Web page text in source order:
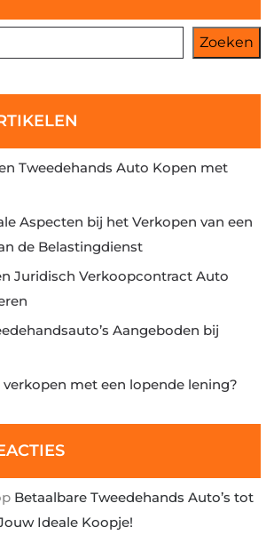
Zoeken
Tweedehands Auto Kopen met
Aspecten bij het Verkopen van een
de Belastingdienst
Juridisch Verkoopcontract Auto
Aangeboden bij
met een lopende lening?
Betaalbare Tweedehands Auto’s tot
Ideale Koopje!